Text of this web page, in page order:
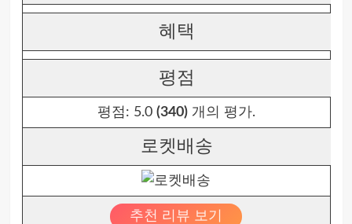
혜택
평점
평점: 5.0 (340)개의 평가.
로켓배송
추천 리뷰 보기